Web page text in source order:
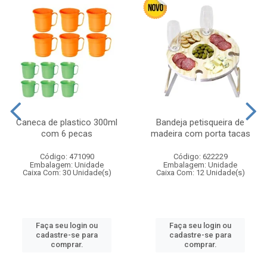
Caneca de plastico 300ml
com 6 pecas
Código: 471090
Embalagem: Unidade
Caixa Com: 30 Unidade(s)
Faça seu login ou
cadastre-se para
comprar.
Bandeja petisqueira de
madeira com porta tacas
Código: 622229
Embalagem: Unidade
Caixa Com: 12 Unidade(s)
Faça seu login ou
cadastre-se para
comprar.